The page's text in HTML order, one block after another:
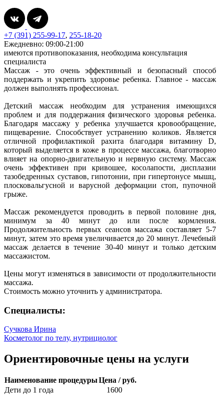
+7 (391) 255-99-17, 255-18-20
Ежедневно: 09:00-21:00
имеются противопоказания, необходима консультация
специалиста
Массаж - это очень эффективный и безопасный способ
поддержать и укрепить здоровье ребенка. Главное - массаж
должен выполнять профессионал.
Детский массаж необходим для устранения имеющихся
проблем и для поддержания физического здоровья ребенка.
Благодаря массажу у ребенка улучшается кровообращение,
пищеварение. Способствует устранению коликов. Является
отличной профилактикой рахита благодаря витамину D,
который выделяется в коже в процессе массажа, благотворно
влияет на опорно-двигательную и нервную систему. Массаж
очень эффективен при кривошее, косолапости, дисплазии
тазобедренных суставов, гипотонии, при гипертонусе мышц,
плосковальгусной и варусной деформации стоп, пупочной
грыже.
Массаж рекомендуется проводить в первой половине дня,
минимум за 40 минут до или после кормления.
Продолжительность первых сеансов массажа составляет 5-7
минут, затем это время увеличивается до 20 минут. Лечебный
массаж делается в течение 30-40 минут и только детским
массажистом.
Цены могут изменяться в зависимости от продолжительности
массажа.
Стоимость можно уточнить у администратора.
Специалисты:
Сучкова Ирина
Косметолог по телу, нутрициолог
Ориентировочные цены на услуги
Наименование процедурыЦена / руб.
Дети до 1 года
1600